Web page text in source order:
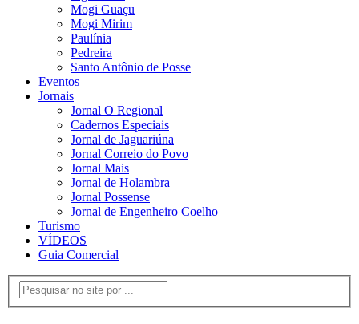
Mogi Guaçu
Mogi Mirim
Paulínia
Pedreira
Santo Antônio de Posse
Eventos
Jornais
Jornal O Regional
Cadernos Especiais
Jornal de Jaguariúna
Jornal Correio do Povo
Jornal Mais
Jornal de Holambra
Jornal Possense
Jornal de Engenheiro Coelho
Turismo
VÍDEOS
Guia Comercial